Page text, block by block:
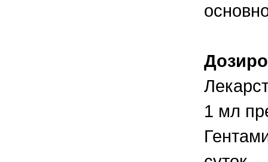
1 мл